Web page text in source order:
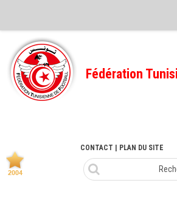
Feuille de match
FMI – 2022/2023
Ligue I – 2022/2023
Ligue I – 2020/2021
Fédération
CONTACT | PLAN DU SITE